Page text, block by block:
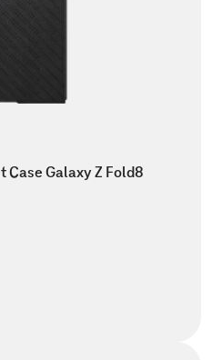
Case Galaxy Z Fold8